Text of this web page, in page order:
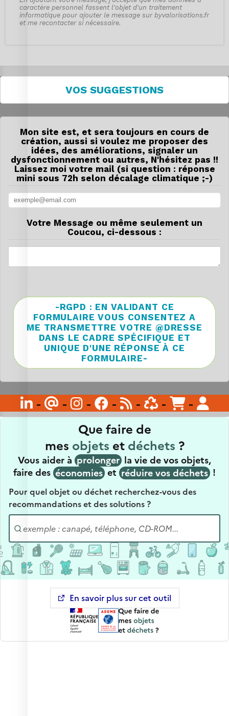
caractère personnel fassent l'objet d'un traitement
informatique pour ajouter le message sur byvalorisations.fr
et me recontacter si nécessaire.
VOS SUGGESTIONS
Mon site est, et sera toujours en cours de
création, aussi si voulez me proposer des
idées, des améliorations, signaler un
dysfonctionnement ou autres, N'hésitez pas !!
Laissez moi votre mail (si question : réponse
mini sous 72h selon décalage climatique ;-)
Votre Message ou même seulement un
Coucou, ci-dessous :
-RGPD : EN VALIDANT CE
FORMULAIRE VOUS CONSENTEZ A
ME TRANSMETTRE VOTRE @DRESSE
DANS LE CADRE SPÉCIFIQUE ET
UNIQUE D'UNE RÉPONSE À CE
FORMULAIRE-
 - @ -  -  -  -  - - 